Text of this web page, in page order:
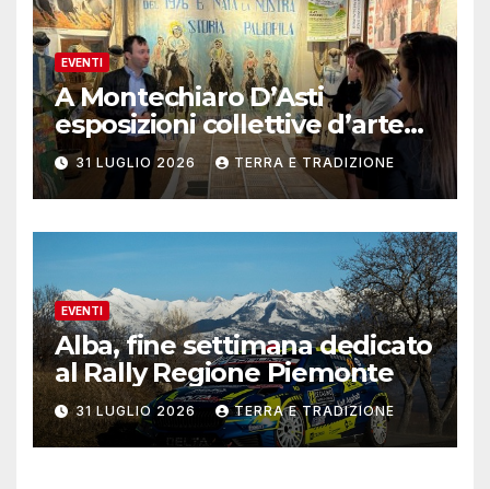
EVENTI
A Montechiaro D’Asti
esposizioni collettive d’arte
contemporanea
31 LUGLIO 2026 TERRA E TRADIZIONE
EVENTI
Alba, fine settimana dedicato
al Rally Regione Piemonte
31 LUGLIO 2026 TERRA E TRADIZIONE